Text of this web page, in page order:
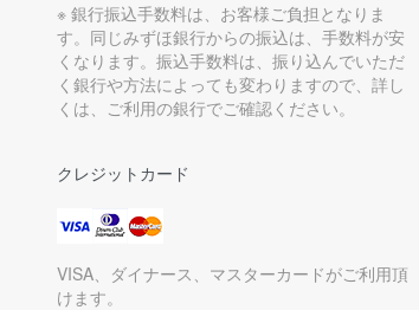
※ 銀行振込手数料は、お客様ご負担となりま
す。同じみずほ銀行からの振込は、手数料が安
くなります。振込手数料は、振り込んでいただ
く銀行や方法によっても変わりますので、詳し
くは、ご利用の銀行でご確認ください。
クレジットカード
VISA、ダイナース、マスターカードがご利用頂
けます。